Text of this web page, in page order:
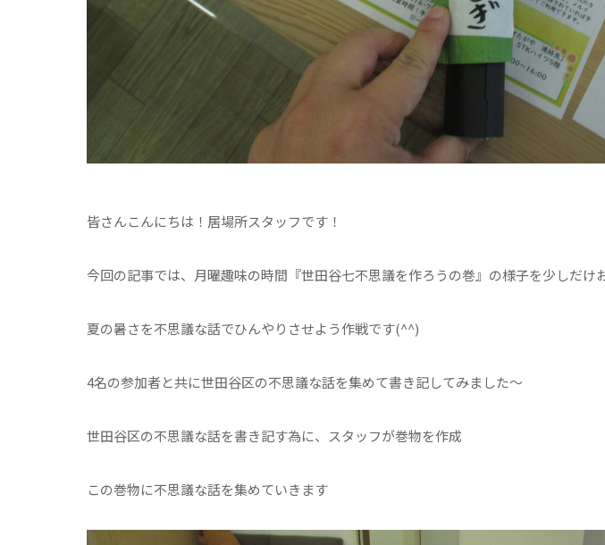
皆さんこんにちは！居場所スタッフです！
今回の記事では、月曜趣味の時間『世田谷七不思議を作ろうの巻』の様子を少しだけ
夏の暑さを不思議な話でひんやりさせよう作戦です(^^)
4名の参加者と共に世田谷区の不思議な話を集めて書き記してみました～
世田谷区の不思議な話を書き記す為に、スタッフが巻物を作成
この巻物に不思議な話を集めていきます